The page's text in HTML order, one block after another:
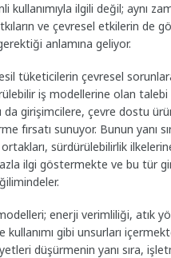
kullanımıyla ilgili değil; aynı
ve çevresel etkilerin de
anlamına geliyor.
tüketicilerin çevresel
iş modellerine olan talebi
da girişimcilere, çevre dostu
fırsatı sunuyor. Bunun yanı
ortakları, sürdürülebilirlik
ilgi göstermekte ve bu tür
enerji verimliliği, atık
kullanımı gibi unsurları
düşürmenin yanı sıra,